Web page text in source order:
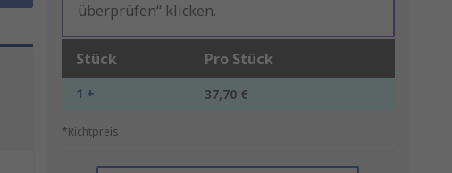
überprüfen“ klicken.
Stück Pro Stück
1 + 37,70 €
*Richtpreis